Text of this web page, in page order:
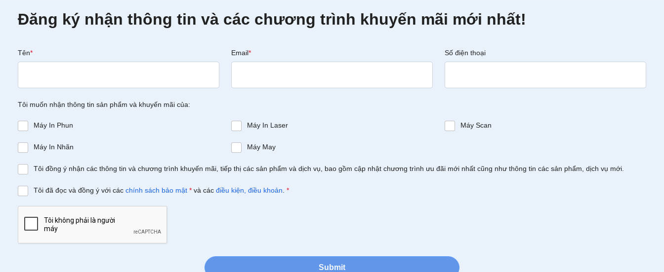
Đăng ký nhận thông tin và các chương trình khuyến mãi mới nhất!
Tên* Email* Số điện thoại
Tôi muốn nhận thông tin sản phẩm và khuyến mãi của:
Máy In Phun Máy In Laser Máy Scan
Máy In Nhãn Máy May
Tôi đồng ý nhận các thông tin và chương trình khuyến mãi, tiếp thị các sản phẩm và dịch vụ, bao gồm cập nhật chương trình ưu đãi mới nhất cũng như thông tin các sản phẩm, dịch vụ mới.
Tôi đã đọc và đồng ý với các chính sách bảo mật * và các điều kiện, điều khoản *
Submit